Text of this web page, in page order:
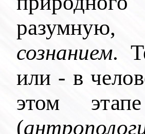
сознанием.
или - в
этом
(